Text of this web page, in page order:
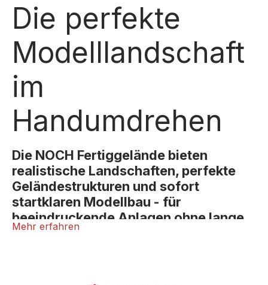
Die perfekte
Modelllandschaft
im
Handumdrehen
Die NOCH Fertiggelände bieten
realistische Landschaften, perfekte
Geländestrukturen und sofort
startklaren Modellbau - für
beeindruckende Anlagen ohne langen
Bauaufwand.
Mehr erfahren